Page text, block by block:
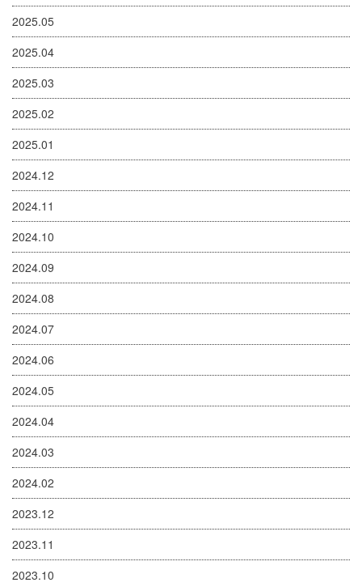
2025.05
2025.04
2025.03
2025.02
2025.01
2024.12
2024.11
2024.10
2024.09
2024.08
2024.07
2024.06
2024.05
2024.04
2024.03
2024.02
2023.12
2023.11
2023.10